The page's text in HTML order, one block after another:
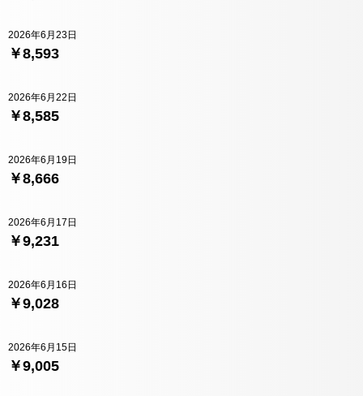
￥8,593
2026年6月23日
￥8,585
2026年6月22日
￥8,666
2026年6月19日
￥9,231
2026年6月17日
￥9,028
2026年6月16日
￥9,005
2026年6月15日